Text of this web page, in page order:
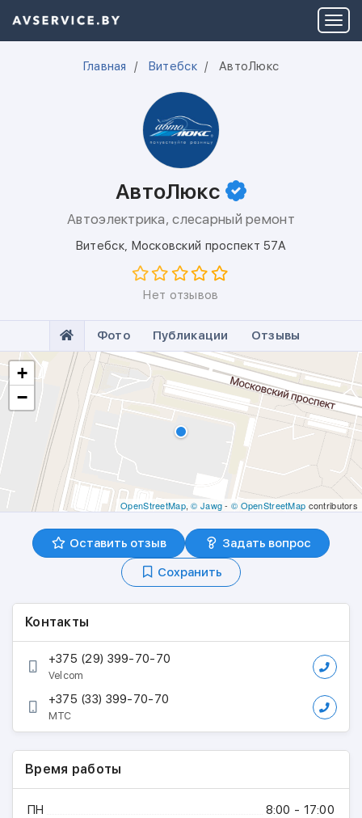
Главная Витебск АвтоЛюкс
АвтоЛюкс
Автоэлектрика, слесарный ремонт
Витебск, Московский проспект 57А
Нет отзывов
Фото Публикации Отзывы
+
−
OpenStreetMap,© Jawg- © OpenStreetMap contributors
Оставить отзыв
Задать вопрос
Сохранить
Контакты
+375 (29) 399-70-70
Velcom
+375 (33) 399-70-70
МТС
Время работы
ПН
8:00 - 17:00